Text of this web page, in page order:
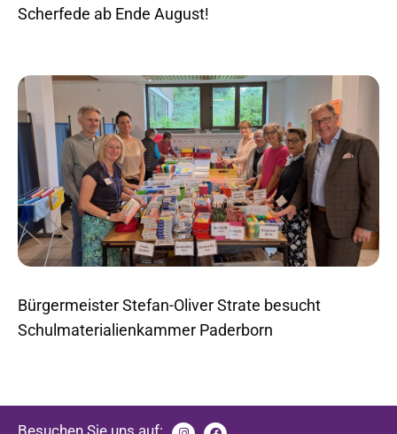
Scherfede ab Ende August!
Bürgermeister Stefan-Oliver Strate besucht
Schulmaterialienkammer Paderborn